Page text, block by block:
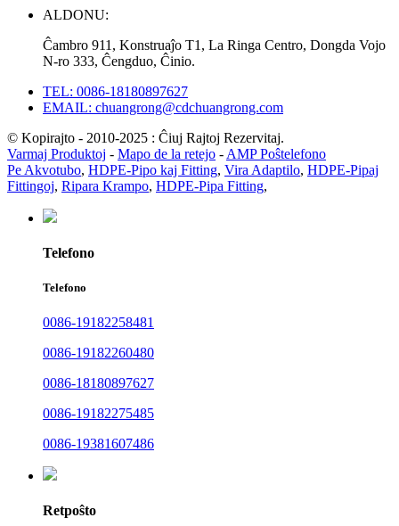
ALDONU:
Ĉambro 911, Konstruaĵo T1, La Ringa Centro, Dongda Vojo
N-ro 333, Ĉengduo, Ĉinio.
TEL: 0086-18180897627
EMAIL: chuangrong@cdchuangrong.com
© Kopirajto - 2010-2025 : Ĉiuj Rajtoj Rezervitaj.
Varmaj Produktoj - Mapo de la retejo - AMP Poŝtelefono
Pe Akvotubo, HDPE-Pipo kaj Fitting, Vira Adaptilo, HDPE-Pipaj
Fittingoj, Ripara Krampo, HDPE-Pipa Fitting,
Telefono
Telefono
0086-19182258481
0086-19182260480
0086-18180897627
0086-19182275485
0086-19381607486
Retpoŝto